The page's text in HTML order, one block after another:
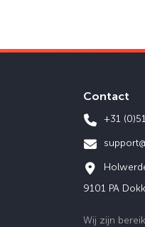
Contact
+31
9101 PA
Wij zijn